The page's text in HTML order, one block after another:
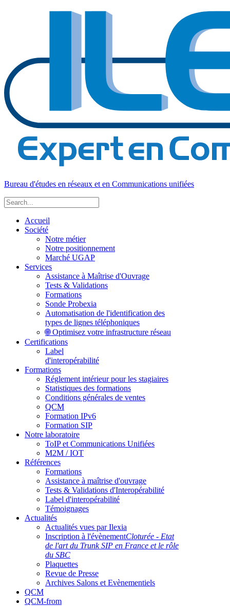
Bureau d'études en réseaux et en Communications unifiées
Accueil
Société
Notre métier
Notre positionnement
Marché UGAP
Services
Assistance à Maîtrise d'Ouvrage
Tests & Validations
Formations
Sonde Probexia
Automatisation de l'identification des
types de lignes téléphoniques
🌐 Optimisez votre infrastructure réseau
Certifications
Label
d'interopérabilité
Formations
Réglement intérieur pour les stagiaires
Statistiques des formations
Conditions générales de ventes
QCM
Formation IPv6
Formation SIP
Notre laboratoire
ToIP et Communications Unifiées
M2M / IOT
Références
Formations
Assistance à maîtrise d'ouvrage
Tests & Validations d'Interopérabilité
Label d'interopérabilité
Témoignages
Actualités
Actualités vues par Ilexia
Inscription à l'évènementCloturée - Etat
de l'art du Trunk SIP en France et le rôle
du SBC
Plaquettes
Revue de Presse
Archives Salons et Evènementiels
QCM
QCM-from